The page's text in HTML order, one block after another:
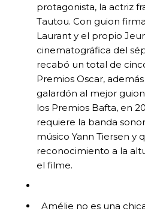
protagonista, la actriz
Tautou. Con guion
Laurant y el propio
cinematográfica del
recabó un total de
Premios Oscar,
galardón al mejor
los Premios Bafta, en
requiere la banda
músico Yann Tiersen y
reconocimiento a la
el filme.
Amélie no es una